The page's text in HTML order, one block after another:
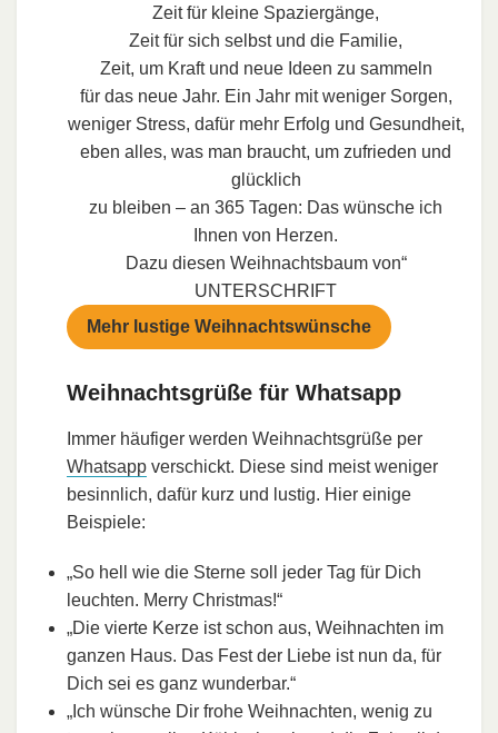
Zeit für kleine Spaziergänge,
Zeit für sich selbst und die Familie,
Zeit, um Kraft und neue Ideen zu sammeln
für das neue Jahr. Ein Jahr mit weniger Sorgen,
weniger Stress, dafür mehr Erfolg und Gesundheit,
eben alles, was man braucht, um zufrieden und
glücklich
zu bleiben – an 365 Tagen: Das wünsche ich
Ihnen von Herzen.
Dazu diesen Weihnachtsbaum von“
UNTERSCHRIFT
Mehr lustige Weihnachtswünsche
Weihnachtsgrüße für Whatsapp
Immer häufiger werden Weihnachtsgrüße per
Whatsapp verschickt. Diese sind meist weniger
besinnlich, dafür kurz und lustig. Hier einige
Beispiele:
„So hell wie die Sterne soll jeder Tag für Dich
leuchten. Merry Christmas!“
„Die vierte Kerze ist schon aus, Weihnachten im
ganzen Haus. Das Fest der Liebe ist nun da, für
Dich sei es ganz wunderbar.“
„Ich wünsche Dir frohe Weihnachten, wenig zu